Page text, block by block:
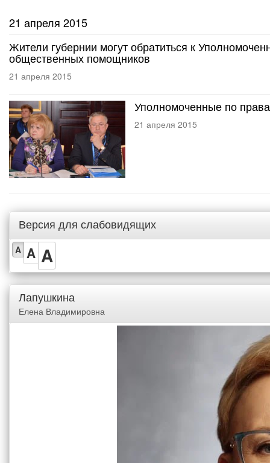
21 апреля 2015
Жители губернии могут обратиться к
общественных помощников
21 апреля 2015
Уполномоченные по
21 апреля 2015
Версия для слабовидящих
A A A
Лапушкина
Елена Владимировна